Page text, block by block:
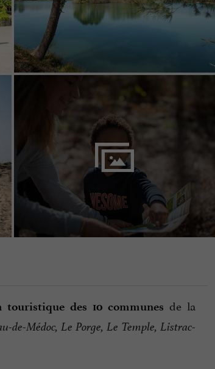
touristique des 10 communes de la
de-Médoc, Le Porge, Le Temple, Listrac-